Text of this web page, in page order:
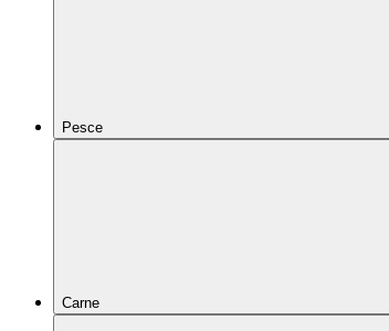
Pesce
Carne